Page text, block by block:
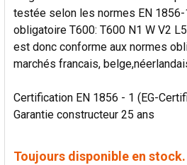
testée selon les normes EN 1856-
obligatoire T600: T600 N1 W V2
est donc conforme aux normes
marchés francais,
Certification EN 1856 - 1 (EG-
Garantie constructeur 25 ans
Toujours disponible en stock.